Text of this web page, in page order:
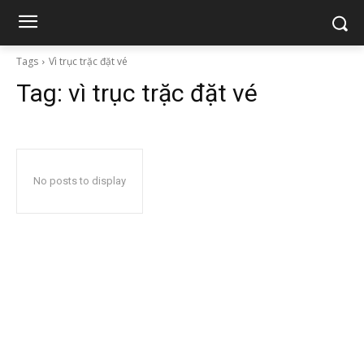
Tags Vì trục trặc đặt vé
Tag: vì trục trặc đặt vé
No posts to display